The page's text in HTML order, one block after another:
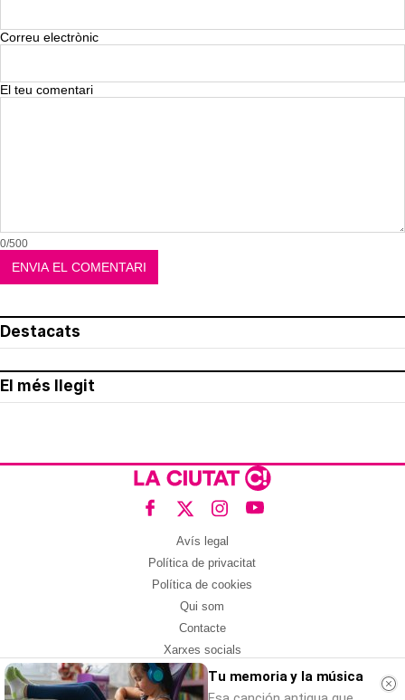
Correu electrònic
El teu comentari
0/500
Destacats
El més llegit
Avís legal
Política de privacitat
Política de cookies
Qui som
Contacte
Xarxes socials
Amb col·laboració de:Tu memoria y la música